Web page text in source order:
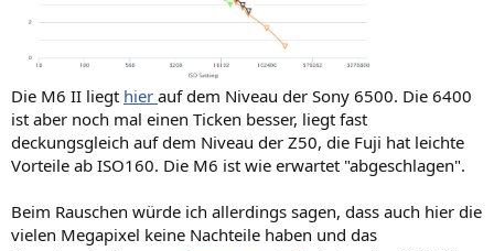
Die M6 II liegt hier auf dem Niveau der Sony 6500. Die 6400
ist aber noch mal einen Ticken besser, liegt fast
deckungsgleich auf dem Niveau der Z50, die Fuji hat leichte
Vorteile ab ISO160. Die M6 ist wie erwartet "abgeschlagen".
Beim Rauschen würde ich allerdings sagen, dass auch hier die
vielen Megapixel keine Nachteile haben und das